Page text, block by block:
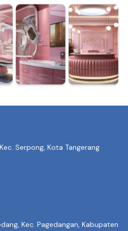
Serpong, Kota Tangerang
Kec. Pagedangan, Kabupaten